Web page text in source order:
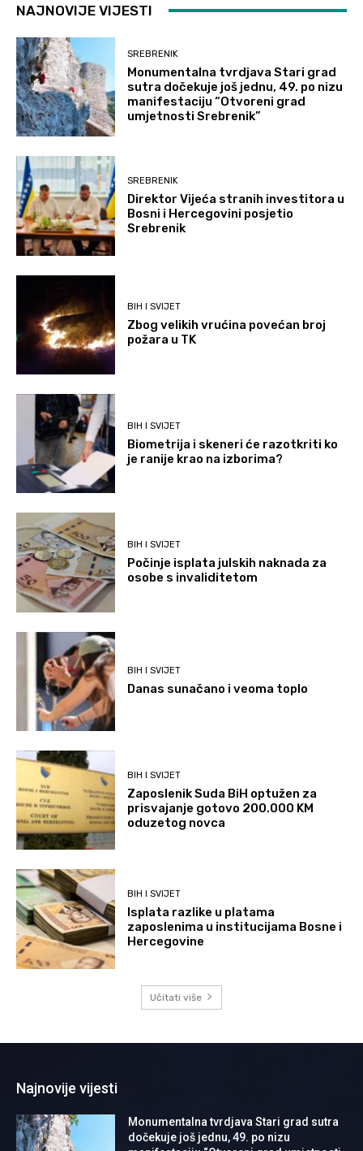
NAJNOVIJE VIJESTI
SREBRENIK
Monumentalna tvrdjava Stari grad
sutra dočekuje još jednu, 49. po nizu
manifestaciju “Otvoreni grad
umjetnosti Srebrenik”
SREBRENIK
Direktor Vijeća stranih investitora u
Bosni i Hercegovini posjetio
Srebrenik
BIH I SVIJET
Zbog velikih vrućina povećan broj
požara u TK
BIH I SVIJET
Biometrija i skeneri će razotkriti ko
je ranije krao na izborima?
BIH I SVIJET
Počinje isplata julskih naknada za
osobe s invaliditetom
BIH I SVIJET
Danas sunačano i veoma toplo
BIH I SVIJET
Zaposlenik Suda BiH optužen za
prisvajanje gotovo 200.000 KM
oduzetog novca
BIH I SVIJET
Isplata razlike u platama
zaposlenima u institucijama Bosne i
Hercegovine
Učitati više
Najnovije vijesti
Monumentalna tvrdjava Stari grad sutra
dočekuje još jednu, 49. po nizu